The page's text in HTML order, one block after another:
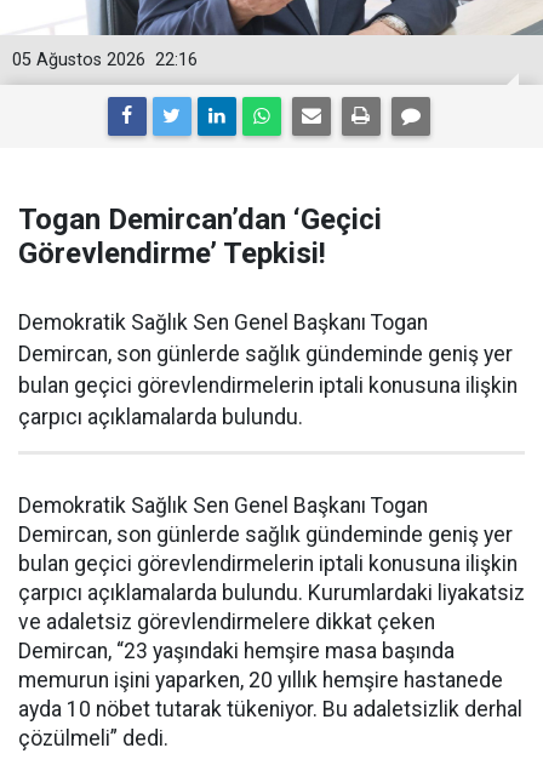
22:16
05 Ağustos 2026
Togan Demircan’dan ‘Geçici
Görevlendirme’ Tepkisi!
Demokratik Sağlık Sen Genel Başkanı Togan
Demircan, son günlerde sağlık gündeminde geniş yer
bulan geçici görevlendirmelerin iptali konusuna ilişkin
çarpıcı açıklamalarda bulundu.
Demokratik Sağlık Sen Genel Başkanı Togan
Demircan, son günlerde sağlık gündeminde geniş yer
bulan geçici görevlendirmelerin iptali konusuna ilişkin
çarpıcı açıklamalarda bulundu. Kurumlardaki liyakatsiz
ve adaletsiz görevlendirmelere dikkat çeken
Demircan, “23 yaşındaki hemşire masa başında
memurun işini yaparken, 20 yıllık hemşire hastanede
ayda 10 nöbet tutarak tükeniyor. Bu adaletsizlik derhal
çözülmeli” dedi.